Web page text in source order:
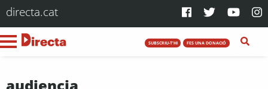
directa.cat
SUBSCRIU-T'HI FES UNA DONACIÓ